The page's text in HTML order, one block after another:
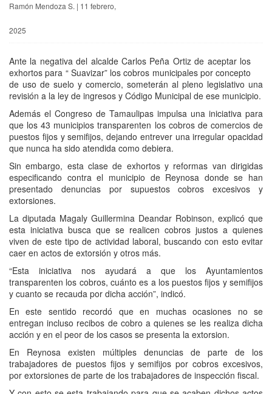
Ramón Mendoza S. | 11 febrero,
2025
Ante la negativa del alcalde Carlos Peña Ortiz de aceptar los
exhortos para “ Suavizar” los cobros municipales por concepto
de uso de suelo y comercio, someterán al pleno legislativo una
revisión a la ley de ingresos y Código Municipal de ese municipio.
Además el Congreso de Tamaulipas impulsa una iniciativa para
que los 43 municipios transparenten los cobros de comercios de
puestos fijos y semifijos, dejando entrever una irregular opacidad
que nunca ha sido atendida como debiera.
Sin embargo, esta clase de exhortos y reformas van dirigidas
especificando contra el municipio de Reynosa donde se han
presentado denuncias por supuestos cobros excesivos y
extorsiones.
La diputada Magaly Guillermina Deandar Robinson, explicó que
esta iniciativa busca que se realicen cobros justos a quienes
viven de este tipo de actividad laboral, buscando con esto evitar
caer en actos de extorsión y otros más.
“Esta iniciativa nos ayudará a que los Ayuntamientos
transparenten los cobros, cuánto es a los puestos fijos y semifijos
y cuanto se recauda por dicha acción”, indicó.
En este sentido recordó que en muchas ocasiones no se
entregan incluso recibos de cobro a quienes se les realiza dicha
acción y en el peor de los casos se presenta la extorsion.
En Reynosa existen múltiples denuncias de parte de los
trabajadores de puestos fijos y semifijos por cobros excesivos,
por extorsiones de parte de los trabajadores de inspección fiscal.